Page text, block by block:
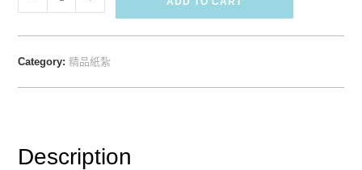
Category:精品紙紮
Description